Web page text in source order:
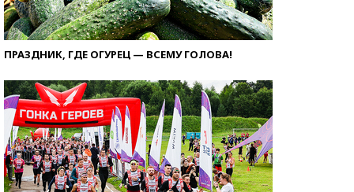
ПРАЗДНИК, ГДЕ ОГУРЕЦ — ВСЕМУ ГОЛОВА!